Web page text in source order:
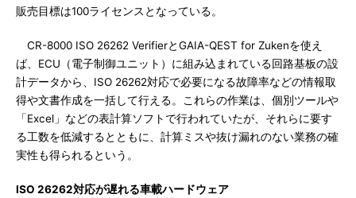
販売目標は100ライセンスとなっている。
CR-8000 ISO 26262 VerifierとGAIA-QEST for Zukenを使え
ば、ECU（電子制御ユニット）に組み込まれている回路基板の設
計データから、ISO 26262対応で必要になる故障率などの情報取
得や文書作成を一括して行える。これらの作業は、個別ツールや
「Excel」などの表計算ソフトで行われていたが、それらに要す
る工数を低減するとともに、計算ミスや抜け漏れのない業務の確
実性も得られるという。
ISO 26262対応が遅れる車載ハードウェア